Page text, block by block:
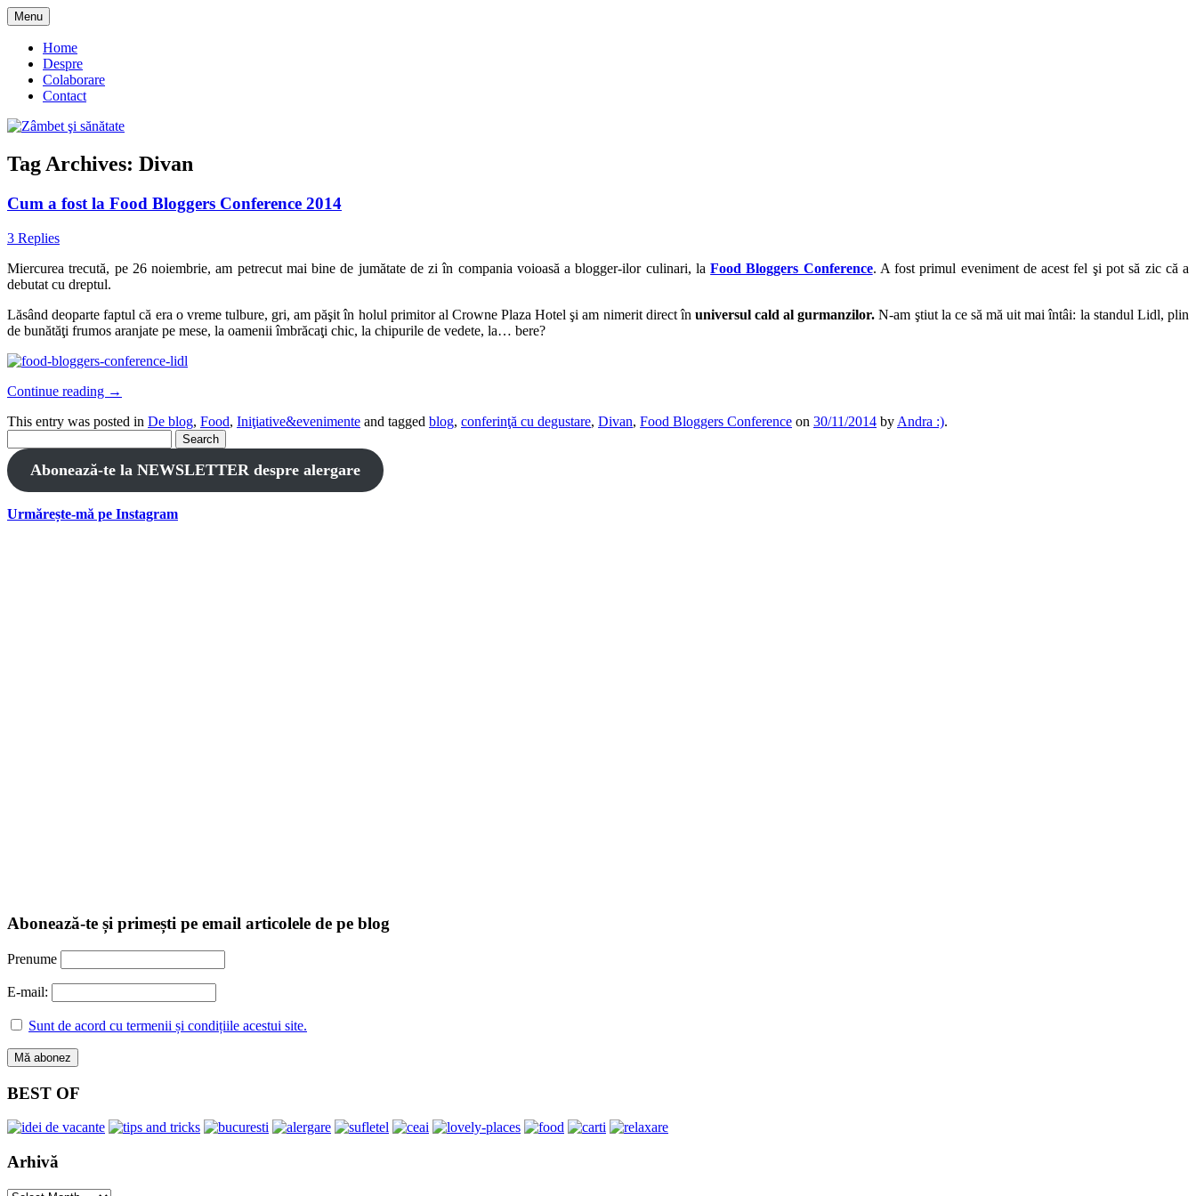
Skip
to
content
Zâmbet şi sănătate
Menu
Home
Despre
Colaborare
Contact
Tag Archives: Divan
Cum a fost la Food Bloggers Conference 2014
3 Replies
Miercurea trecută, pe 26 noiembrie, am petrecut mai bine de jumătate de zi în compania voioasă a blogger-ilor culinari, laFood Bloggers Conference. A fost primul eveniment de acest fel şi pot să zic că a
debutat cu dreptul.
Lăsând deoparte faptul că era o vreme tulbure, gri, am păşit în holul primitor al Crowne Plaza Hotel şi am nimerit direct în universul cald al gurmanzilor. N-am ştiut la ce să mă uit mai întâi: la standul Lidl, plin
de bunătăţi frumos aranjate pe mese, la oamenii îmbrăcaţi chic, la chipurile de vedete, la… bere?
Continue reading →
This entry was posted in De blog, Food, Iniţiative&evenimente and tagged blog, conferinţă cu degustare, Divan, Food Bloggers Conference on 30/11/2014 by Andra :).
for:
Abonează-te la NEWSLETTER despre alergare
Urmărește-mă pe Instagram
Abonează-te și primești pe email articolele de pe blog
Prenume
E-mail:
Sunt de acord cu termenii și condițiile acestui site.
BEST OF
Arhivă